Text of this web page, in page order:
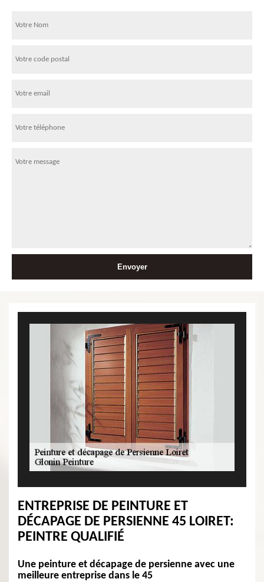
ENTREPRISE DE PEINTURE ET
DÉCAPAGE DE PERSIENNE 45 LOIRET:
PEINTRE QUALIFIÉ
Une peinture et décapage de persienne avec une
meilleure entreprise dans le 45